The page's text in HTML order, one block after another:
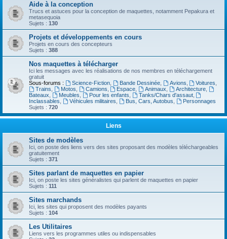
Aide à la conception
Trucs et astuces pour la conception de maquettes, notamment Pepakura et
metasequoia
Sujets : 130
Projets et développements en cours
Projets en cours des concepteurs
Sujets : 388
Nos maquettes à télécharger
Ici les messages avec les réalisations de nos membres en téléchargement
gratuit
Sous-forums :
Science-Fiction, Bande Dessinée, Avions Voitures
Trains
Motos Camions Espace Animaux Architecture
Bateaux
Meubles Pour les enfants Tanks/Chars d'assaut,
Inclassables
Véhicules militaires Bus, Cars, Autobus
Personnages
Sujets : 720
Liens
Sites de modèles
Ici, on poste des liens vers des sites proposant des modèles téléchargeables
gratuitement
Sujets : 371
Sites parlant de maquettes en papier
Ici, on poste les sites généralistes qui parlent de maquettes en papier
Sujets : 111
Sites marchands
Ici, les sites qui proposent des modèles payants
Sujets : 104
Les Utilitaires
Liens vers les programmes utiles ou indispensables